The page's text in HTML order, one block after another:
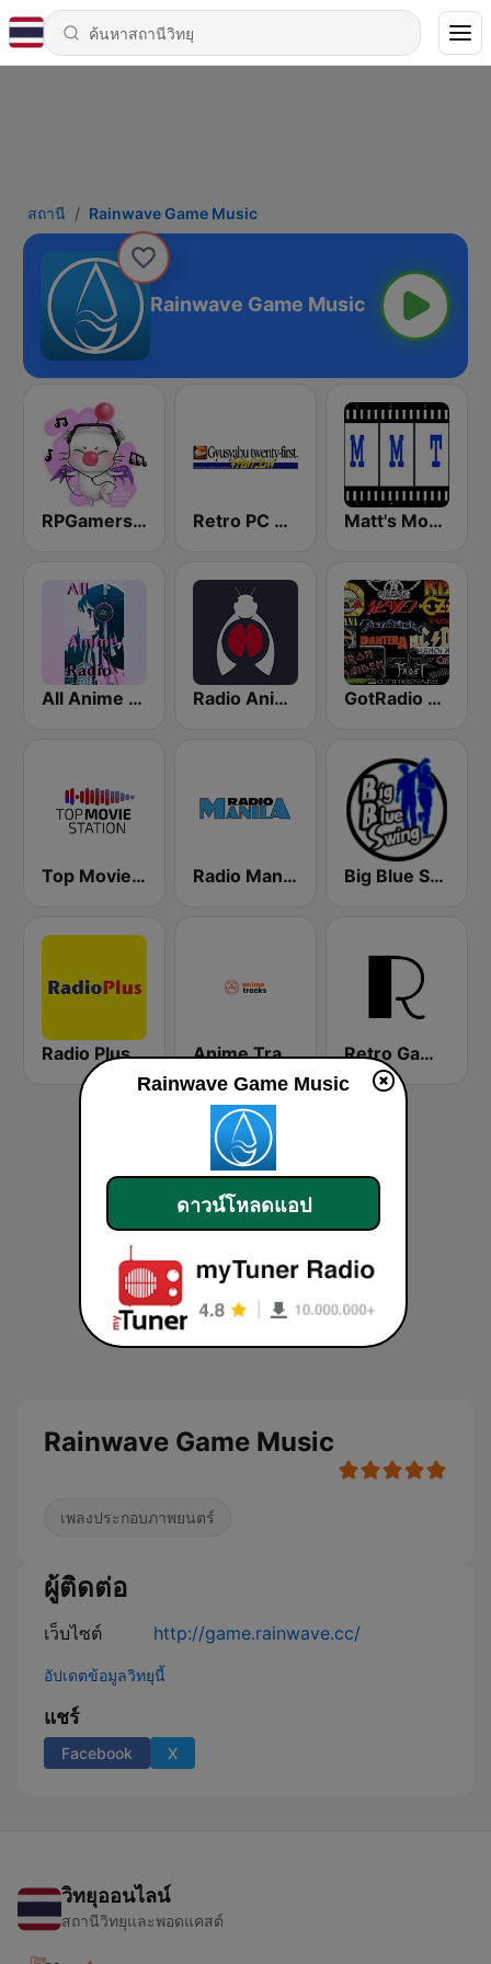
สถานี Rainwave Game Music
Rainwave Game Music
RPGamers Network Game Music Radio Retro PC GAME Streaming Radio Matt's Movie Trax
All Anime Radio Radio Anime 24 GotRadio - Rockin' 80's
Top Movie Station Radio Manila Big Blue Swing Radio
Radio Plus Anime Tracks Retro Game Music
Rainwave Game Music
เพลงประกอบภาพยนตร์
ผู้ติดต่อ
เว็บไซต์ http://game.rainwave.cc/
อัปเดตข้อมูลวิทยุนี้
แชร์
Facebook X
วิทยุออนไลน์
สถานีวิทยุและพอดแคสต์
Rainwave Game Music
ดาวน์โหลดแอป